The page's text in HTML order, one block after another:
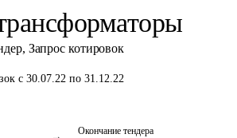
, Запрос котировок
с 30.07.22 по 31.12.22
Окончание тендера